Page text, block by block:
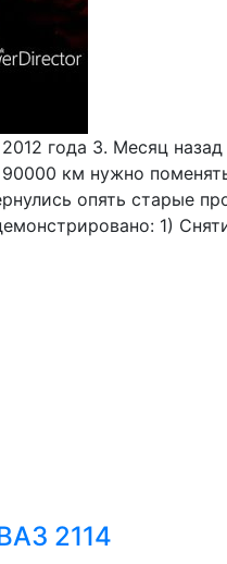
года 3. Месяц
км нужно
опять старые
1)
2114